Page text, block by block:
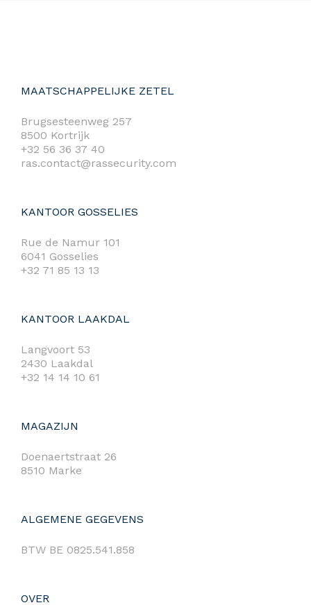
MAATSCHAPPELIJKE ZETEL
Brugsesteenweg 257
8500 Kortrijk
+32 56 36 37 40
ras.contact@rassecurity.com
KANTOOR GOSSELIES
Rue de Namur 101
6041 Gosselies
+32 71 85 13 13
KANTOOR LAAKDAL
Langvoort 53
2430 Laakdal
+32 14 14 10 61
MAGAZIJN
Doenaertstraat 26
8510 Marke
ALGEMENE GEGEVENS
BTW BE 0825.541.858
OVER